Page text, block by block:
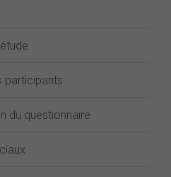
participants
du questionnaire